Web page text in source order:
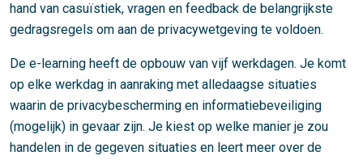
hand van casuïstiek, vragen en feedback de belangrijkste
gedragsregels om aan de privacywetgeving te voldoen.
De e-learning heeft de opbouw van vijf werkdagen. Je komt
op elke werkdag in aanraking met alledaagse situaties
waarin de privacybescherming en informatiebeveiliging
(mogelijk) in gevaar zijn. Je kiest op welke manier je zou
handelen in de gegeven situaties en leert meer over de